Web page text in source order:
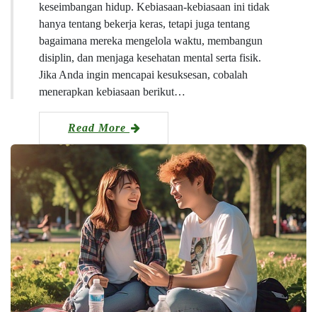
keseimbangan hidup. Kebiasaan-kebiasaan ini tidak
hanya tentang bekerja keras, tetapi juga tentang
bagaimana mereka mengelola waktu, membangun
disiplin, dan menjaga kesehatan mental serta fisik.
Jika Anda ingin mencapai kesuksesan, cobalah
menerapkan kebiasaan berikut…
Read More